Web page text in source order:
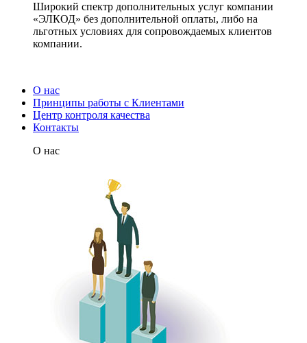
Широкий спектр дополнительных услуг компании
«ЭЛКОД» без дополнительной оплаты, либо на
льготных условиях для сопровождаемых клиентов
компании.
О нас
Принципы работы с Клиентами
Центр контроля качества
Контакты
О нас